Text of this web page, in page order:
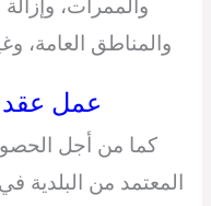
والممرات،
والمناطق العامة،
عمل عقد
كما من أجل
المعتمد من